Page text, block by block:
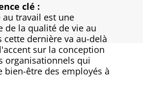
clé :
au travail est une
de la qualité de vie au
cette dernière va au-delà
sur la conception
organisationnels qui
bien-être des employés à